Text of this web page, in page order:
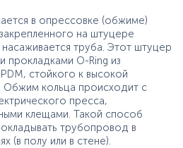
в опрессовке (обжиме)
на штуцере
труба. Этот штуцер
прокладками O-Ring из
стойкого к высокой
Обжим кольца происходит с
пресса,
клещами. Такой способ
трубопровод в
(в полу или в стене).